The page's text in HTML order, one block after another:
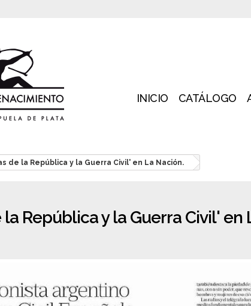
INICIO CATÁLOGO
de la República y la Guerra Civil' en La Nación.
República y la Guerra Civil' en